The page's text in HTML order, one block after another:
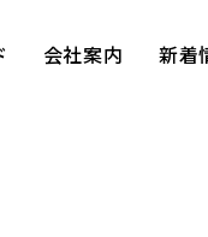
会社案内 新着